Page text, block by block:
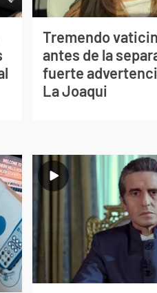
Tremendo
antes de la
fuerte
La Joaqui